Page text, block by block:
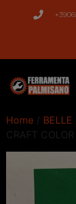
Home / BELLE
CRAFT